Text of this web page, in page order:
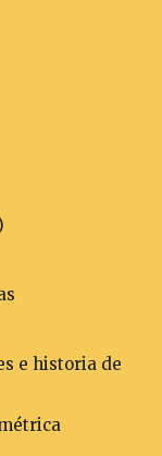
e historia de